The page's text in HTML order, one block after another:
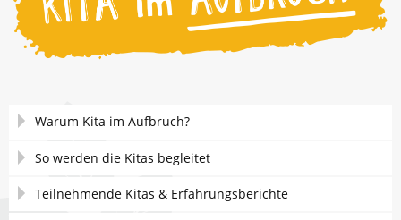
Navigation
Warum Kita im Aufbruch?
So werden die Kitas begleitet
Teilnehmende Kitas & Erfahrungsberichte